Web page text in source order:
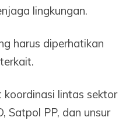
lingkungan.
harus diperhatikan
koordinasi lintas sektor
Satpol PP, dan unsur